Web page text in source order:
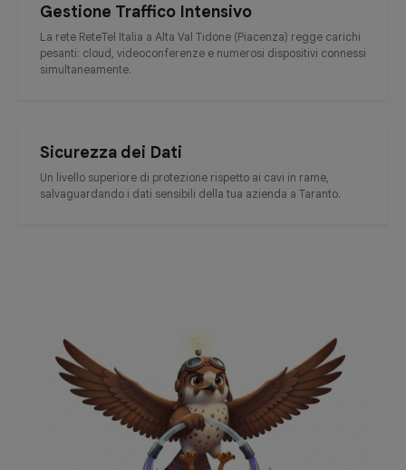
Gestione Traffico Intensivo
La rete ReteTel Italia a Alta Val Tidone (Piacenza) regge carichi
pesanti: cloud, videoconferenze e numerosi dispositivi connessi
simultaneamente.
Sicurezza dei Dati
Un livello superiore di protezione rispetto ai cavi in rame,
salvaguardando i dati sensibili della tua azienda a Taranto.